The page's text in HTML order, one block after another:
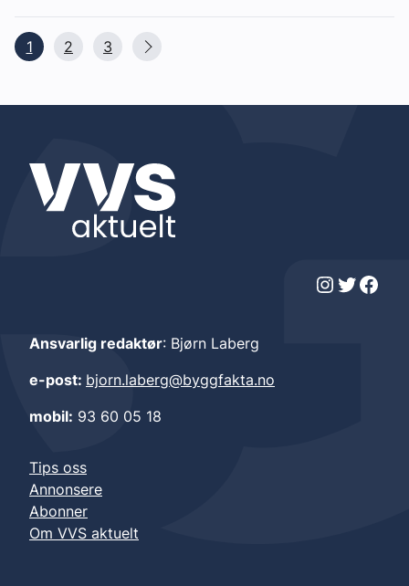
1 2 3
Instagram Twitter Facebook
Ansvarlig redaktør: Bjørn Laberg
e-post: bjorn.laberg@byggfakta.no
mobil: 93 60 05 18
Tips oss
Annonsere
Abonner
Om VVS aktuelt